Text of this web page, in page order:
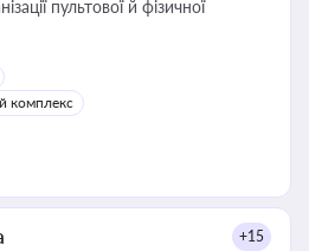
пультової й фізичної
комплекс
+15